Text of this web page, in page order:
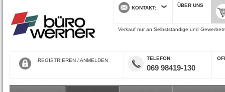
KONTAKT ÜBER UNS
Verkauf nur an Selbstständige und
REGISTRIEREN /ANMELDEN TELEFON
069 98419-130